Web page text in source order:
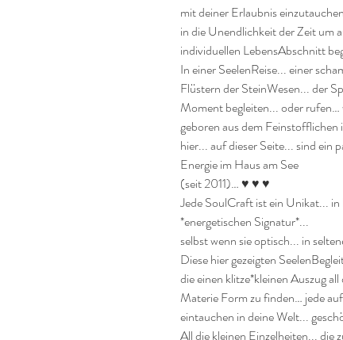
mit deiner Erlaubnis
in die Unendlichkeit der Zeit um
individuellen LebensAbschnitt
In einer SeelenReise... einer
Flüstern der SteinWesen... der
Moment begleiten... oder rufen…
geboren aus dem Feinstofflichen
hier... auf dieser Seite... sind ein
Energie im Haus am See
(seit 2011)… ♥ ♥ ♥
Jede SoulCraft ist ein Unikat...
*energetischen Signatur*...
selbst wenn sie optisch... in
Diese hier gezeigten
die einen klitze*kleinen Auszug
Materie Form zu finden… jede
eintauchen in deine Welt...
All die kleinen Einzelheiten... die